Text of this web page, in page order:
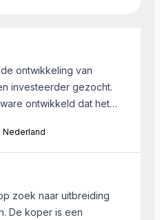
ontwikkeling van
investeerder gezocht.
ontwikkeld dat het
van elkaar te
betrokkenheid en
doelen van de
Nederland
zoek naar uitbreiding
De koper is een